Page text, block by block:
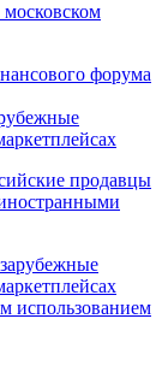
продавцы
использованием